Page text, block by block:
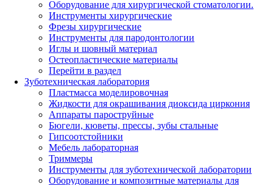
Оборудование для хирургической стоматологии.
Инструменты хирургические
Фрезы хирургические
Инструменты для пародонтологии
Иглы и шовный материал
Остеопластические материалы
Перейти в раздел
Зуботехническая лаборатория
Пластмасса моделировочная
Жидкости для окрашивания диоксида циркония
Аппараты пароструйные
Бюгели, кюветы, прессы, зубы стальные
Гипсоотстойники
Мебель лабораторная
Триммеры
Инструменты для зуботехнической лаборатории
Оборудование и композитные материалы для